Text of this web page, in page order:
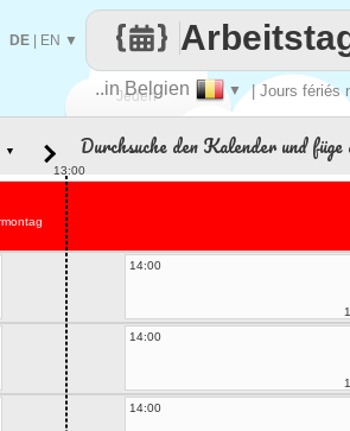
Jeden
..in Belgien ▼ | Jours fériés
DE EN ▼
▼ Durchsuche den Kalender und
13:00
14:00
14:00
14:00